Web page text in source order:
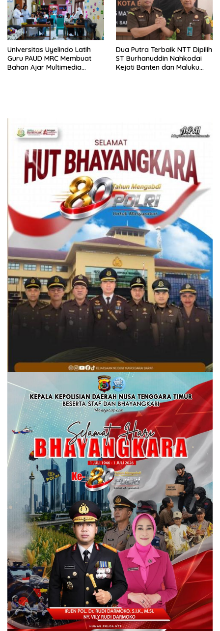
Universitas Uyelindo Latih
Guru PAUD MRC Membuat
Bahan Ajar Multimedia
Dua Putra Terbaik NTT Dipilih
ST Burhanuddin Nahkodai
Kejati Banten dan Maluku